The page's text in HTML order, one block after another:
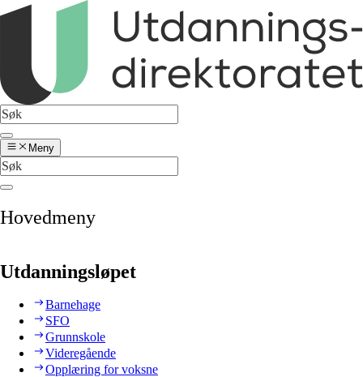
Meny
Hovedmeny
Utdanningsløpet
Barnehage
SFO
Grunnskole
Videregående
Opplæring for voksne